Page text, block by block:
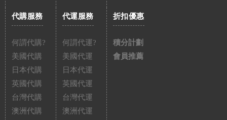
代購服務
何謂代購?
美國代購
日本代購
英國代購
台灣代購
澳洲代購
代運服務
何謂代運?
美國代運
日本代運
英國代運
台灣代運
澳洲代運
折扣優惠
積分計劃
會員推薦